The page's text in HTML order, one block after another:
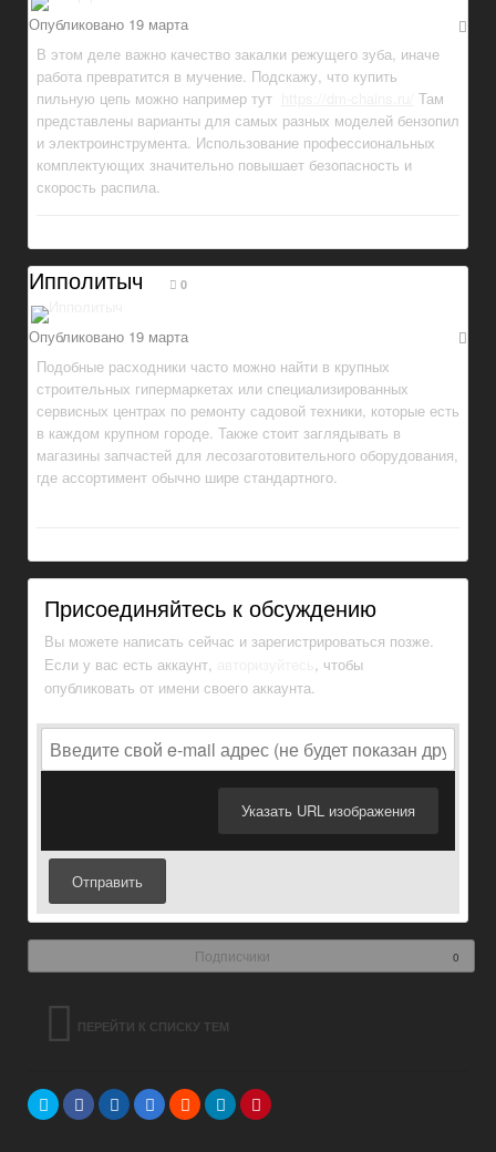
Опубликовано 19 марта
В этом деле важно качество закалки режущего зуба, иначе
работа превратится в мучение. Подскажу, что купить
пильную цепь можно например тут
Там
представлены варианты для самых разных моделей бензопил
и электроинструмента. Использование профессиональных
комплектующих значительно повышает безопасность и
скорость распила.
Ипполитыч 0
Опубликовано 19 марта
Подобные расходники часто можно найти в крупных
строительных гипермаркетах или специализированных
сервисных центрах по ремонту садовой техники, которые есть
в каждом крупном городе. Также стоит заглядывать в
магазины запчастей для лесозаготовительного оборудования,
где ассортимент обычно шире стандартного.
Присоединяйтесь к обсуждению
Вы можете написать сейчас и зарегистрироваться позже.
Если у вас есть аккаунт,
, чтобы
опубликовать от имени своего аккаунта.
Указать URL изображения
Отправить
Подписчики 0
ПЕРЕЙТИ К СПИСКУ ТЕМ